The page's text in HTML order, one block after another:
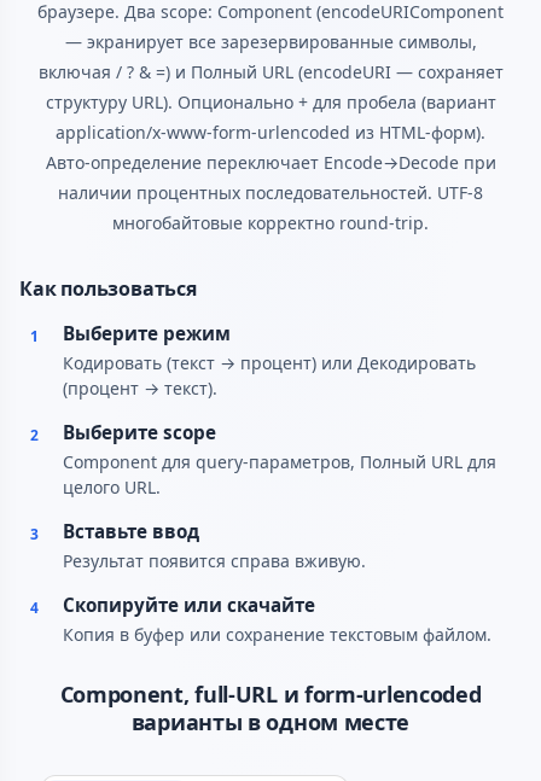
браузере. Два scope: Component (encodeURIComponent
— экранирует все зарезервированные символы,
включая / ? & =) и Полный URL (encodeURI — сохраняет
структуру URL). Опционально + для пробела (вариант
application/x-www-form-urlencoded из HTML-форм).
Авто-определение переключает Encode→Decode при
наличии процентных последовательностей. UTF-8
многобайтовые корректно round-trip.
Как пользоваться
1 Выберите режим
Кодировать (текст → процент) или Декодировать
(процент → текст).
2 Выберите scope
Component для query-параметров, Полный URL для
целого URL.
3 Вставьте ввод
Результат появится справа вживую.
4 Скопируйте или скачайте
Копия в буфер или сохранение текстовым файлом.
Component, full-URL и form-urlencoded
варианты в одном месте